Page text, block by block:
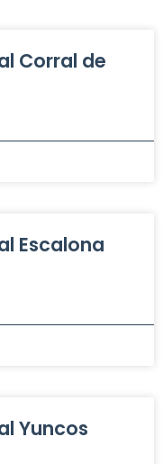
Corral de
Escalona
Yuncos